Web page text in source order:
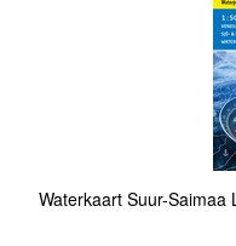
Waterkaart Suur-